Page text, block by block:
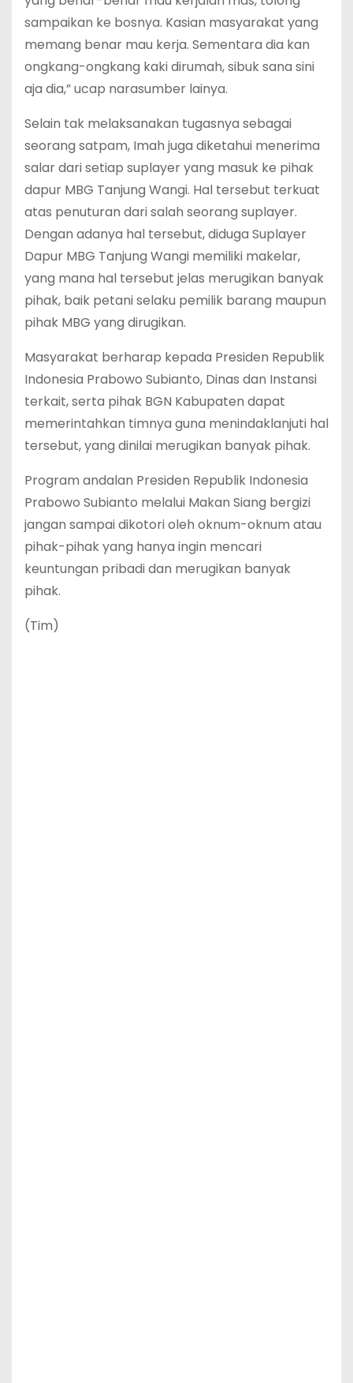
sampaikan ke bosnya. Kasian masyarakat yang
memang benar mau kerja. Sementara dia kan
ongkang-ongkang kaki dirumah, sibuk sana sini
aja dia,” ucap narasumber lainya.
Selain tak melaksanakan tugasnya sebagai
seorang satpam, Imah juga diketahui menerima
salar dari setiap suplayer yang masuk ke pihak
dapur MBG Tanjung Wangi. Hal tersebut terkuat
atas penuturan dari salah seorang suplayer.
Dengan adanya hal tersebut, diduga Suplayer
Dapur MBG Tanjung Wangi memiliki makelar,
yang mana hal tersebut jelas merugikan banyak
pihak, baik petani selaku pemilik barang maupun
pihak MBG yang dirugikan.
Masyarakat berharap kepada Presiden Republik
Indonesia Prabowo Subianto, Dinas dan Instansi
terkait, serta pihak BGN Kabupaten dapat
memerintahkan timnya guna menindaklanjuti hal
tersebut, yang dinilai merugikan banyak pihak.
Program andalan Presiden Republik Indonesia
Prabowo Subianto melalui Makan Siang bergizi
jangan sampai dikotori oleh oknum-oknum atau
pihak-pihak yang hanya ingin mencari
keuntungan pribadi dan merugikan banyak
pihak.
(Tim)